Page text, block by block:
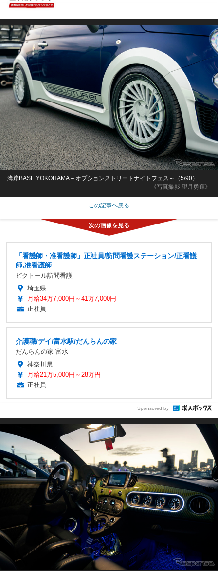
《写真撮影 望月勇輝》
湾岸BASE YOKOHAMA～オプションストリートナイトフェス～（5/90）
この記事へ戻る
「看護師・准看護師」正社員/訪問看護ステーション/正看護
師,准看護師
ピクトール訪問看護
埼玉県
月給34万7,000円～41万7,000円
正社員
介護職/デイ/富水駅/だんらんの家
だんらんの家 富水
神奈川県
月給21万5,000円～28万円
正社員
Sponsored by